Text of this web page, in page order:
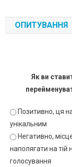
ОПИТУВАННЯ
Як ви
Позитивно, ця
унікальним
Негативно,
наполягати на тій
голосування